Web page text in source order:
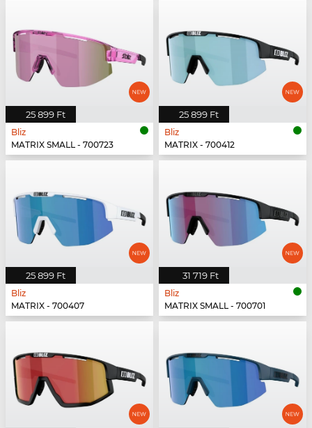
25 899 Ft
Bliz
MATRIX SMALL - 700723
25 899 Ft
Bliz
MATRIX - 700412
25 899 Ft
Bliz
MATRIX - 700407
31 719 Ft
Bliz
MATRIX SMALL - 700701